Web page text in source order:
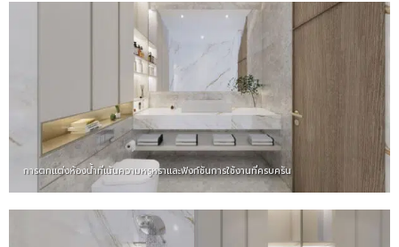
การตกแต่งห้องน้ำที่เน้นความหรูหราและฟังก์ชันการใช้งานที่ครบครัน